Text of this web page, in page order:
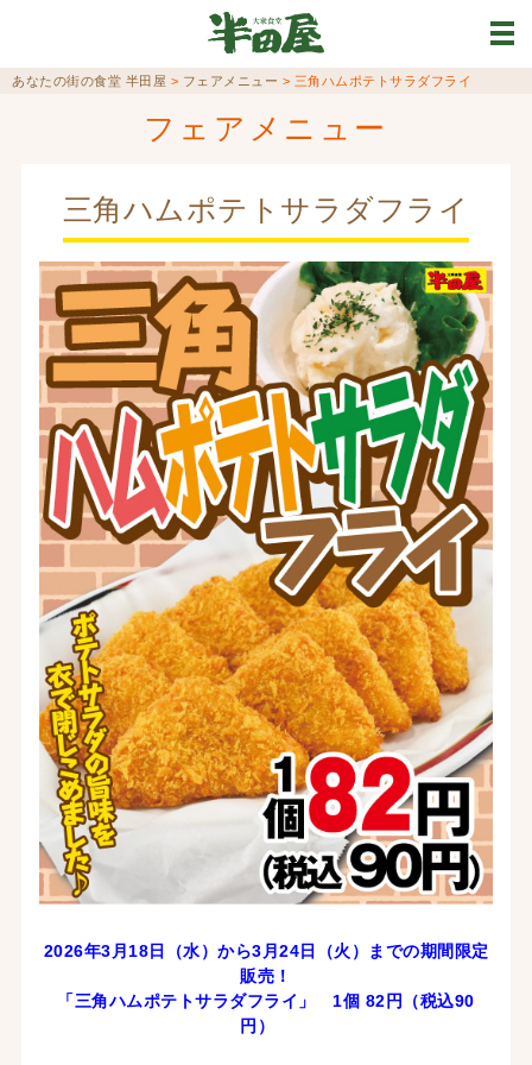
あなたの街の食堂 半田屋 > フェアメニュー > 三角ハムポテトサラダフライ
フェアメニュー
三角ハムポテトサラダフライ
2026年3 月18日（水）から3月24日（火）までの期間限定
販売！
「三角ハムポテトサラダフライ 」 1個 82 円（税込90
円）